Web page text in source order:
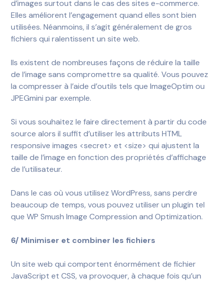
d’images surtout dans le cas des sites e-commerce.
Elles améliorent l’engagement quand elles sont bien
utilisées. Néanmoins, il s’agit généralement de gros
fichiers qui ralentissent un site web.
Ils existent de nombreuses façons de réduire la taille
de l’image sans compromettre sa qualité. Vous pouvez
la compresser à l’aide d’outils tels que ImageOptim ou
JPEGmini par exemple.
Si vous souhaitez le faire directement à partir du code
source alors il suffit d’utiliser les attributs HTML
responsive images <secret> et <size> qui ajustent la
taille de l’image en fonction des propriétés d’affichage
de l’utilisateur.
Dans le cas où vous utilisez WordPress, sans perdre
beaucoup de temps, vous pouvez utiliser un plugin tel
que WP Smush Image Compression and Optimization.
6/ Minimiser et combiner les fichiers
Un site web qui comportent énormément de fichier
JavaScript et CSS, va provoquer, à chaque fois qu’un